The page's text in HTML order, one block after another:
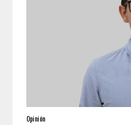
Opinión